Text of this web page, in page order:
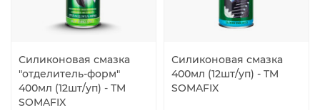
Силиконовая смазка
"отделитель-форм"
400мл (12шт/уп) - TM
SOMAFIX
Силиконовая смазка
400мл (12шт/уп) - TM
SOMAFIX